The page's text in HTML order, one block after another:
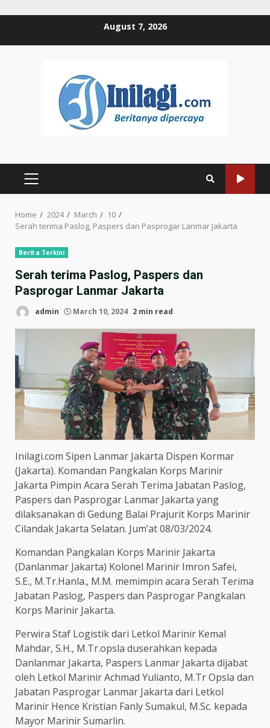
August 7, 2026
PRIMARY
Home 2024 March
10
Serah terima Paslog, Paspers dan Pasprogar Lanmar Jakarta
Berita Terkini
Serah terima Paslog, Paspers dan
Pasprogar Lanmar Jakarta
admin March 10, 2024 2 min read
Inilagi.com Sipen Lanmar Jakarta Dispen Kormar
(Jakarta). Komandan Pangkalan Korps Marinir
Jakarta Pimpin Acara Serah Terima Jabatan Paslog,
Paspers dan Pasprogar Lanmar Jakarta yang
dilaksanakan di Gedung Balai Prajurit Korps Marinir
Cilandak Jakarta Selatan. Jum’at 08/03/2024.
Komandan Pangkalan Korps Marinir Jakarta
(Danlanmar Jakarta) Kolonel Marinir Imron Safei,
S.E., M.Tr.Hanla., M.M. memimpin acara Serah Terima
Jabatan Paslog, Paspers dan Pasprogar Pangkalan
Korps Marinir Jakarta.
Perwira Staf Logistik dari Letkol Marinir Kemal
Mahdar, S.H., M.Tr.opsla duserahkan kepada
Danlanmar Jakarta, Paspers Lanmar Jakarta dijabat
oleh Letkol Marinir Achmad Yulianto, M.Tr Opsla dan
Jabatan Pasprogar Lanmar Jakarta dari Letkol
Marinir Hence Kristian Fanly Sumakul, M.Sc. kepada
Mayor Marinir Sumarlin.